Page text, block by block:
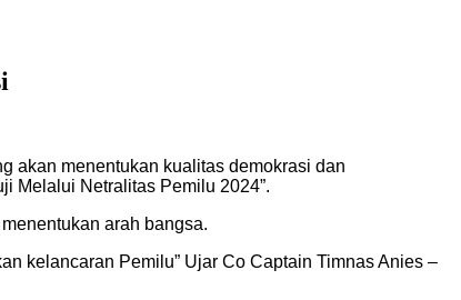
akan menentukan kualitas demokrasi dan
Melalui Netralitas Pemilu 2024”.
arah bangsa.
kelancaran Pemilu” Ujar Co Captain Timnas Anies –